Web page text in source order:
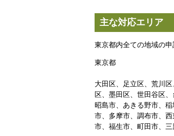
主な対応エリア
東京都内全ての地域の
東京都
大田区、足立区、荒川
区、墨田区、世田谷区
昭島市、あきる野市、
市、多摩市、調布市、
市、福生市、町田市、